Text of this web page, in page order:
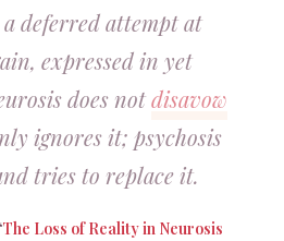
a deferred attempt at
expressed in yet
does notdisavow
ignores it; psychosis
tries to replace it.
The Loss of Reality in Neurosis